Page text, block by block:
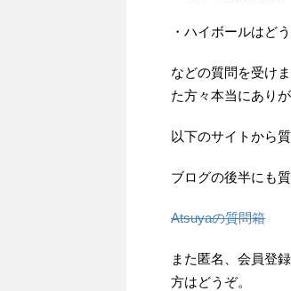
・ハイボールはど
などの質問を受け
た方々本当にあり
以下のサイトから
ブログの後半にも
Atsuyaの質問箱
また匿名、会員登
方はどうぞ。